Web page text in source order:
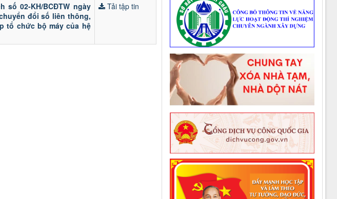
02-KH/BCĐTW ngày
đổi số liên thông,
tổ chức bộ máy của hệ
Tải tập tin